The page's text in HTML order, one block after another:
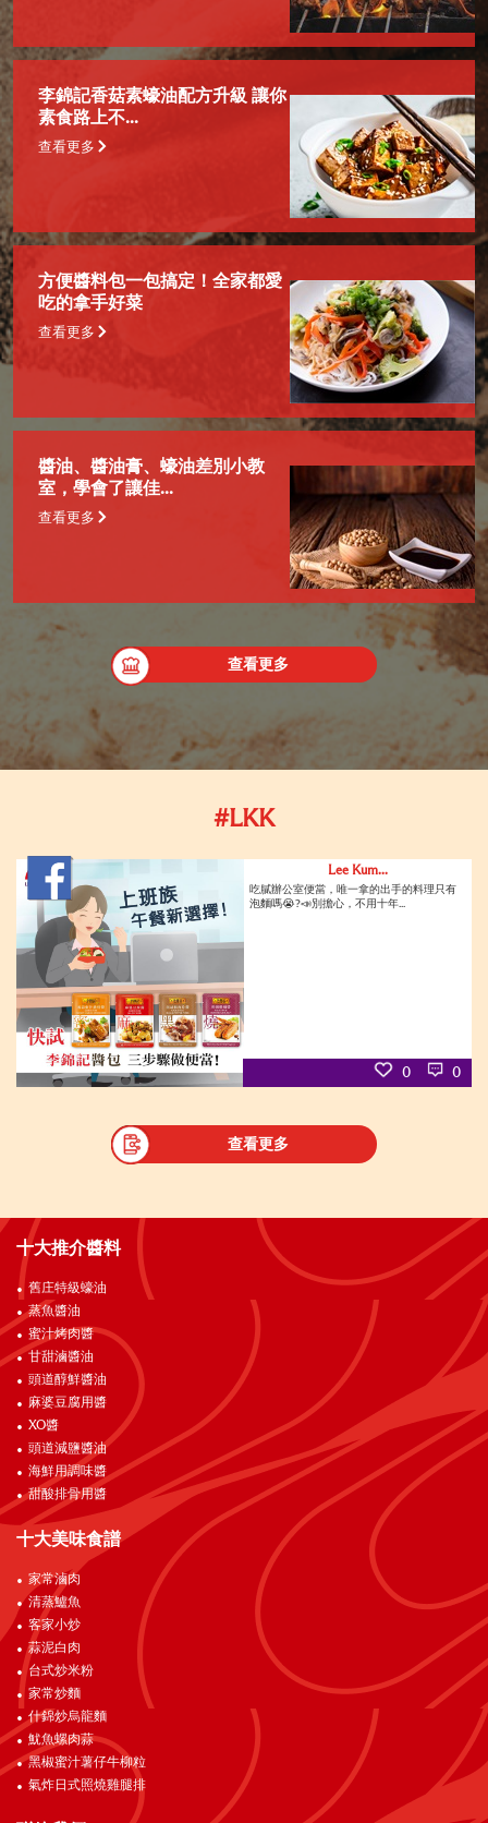
李錦記香菇素蠔油配方升級 讓你
素食路上不...
查看更多
方便醬料包一包搞定！全家都愛
吃的拿手好菜
查看更多
醬油、醬油膏、蠔油差別小教
室，學會了讓佳...
查看更多
查看更多
#LKK
Lee Kum...
吃膩辦公室便當，唯一拿的出手的料理只有
泡麵嗎😭?📣別擔心，不用十年...
0 0
查看更多
十大推介醬料
舊庄特級蠔油
蒸魚醬油
蜜汁烤肉醬
甘甜滷醬油
頭道醇鮮醬油
麻婆豆腐用醬
XO醬
頭道減鹽醬油
海鮮用調味醬
甜酸排骨用醬
十大美味食譜
家常滷肉
清蒸鱸魚
客家小炒
蒜泥白肉
台式炒米粉
家常炒麵
什錦炒烏龍麵
魷魚螺肉蒜
黑椒蜜汁薯仔牛柳粒
氣炸日式照燒雞腿排